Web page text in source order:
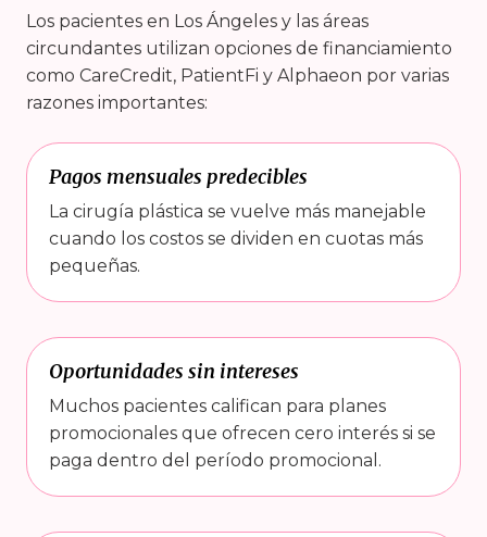
Los pacientes en Los Ángeles y las áreas
circundantes utilizan opciones de financiamiento
como CareCredit, PatientFi y Alphaeon por varias
razones importantes:
Pagos mensuales predecibles
La cirugía plástica se vuelve más manejable
cuando los costos se dividen en cuotas más
pequeñas.
Oportunidades sin intereses
Muchos pacientes califican para planes
promocionales que ofrecen cero interés si se
paga dentro del período promocional.